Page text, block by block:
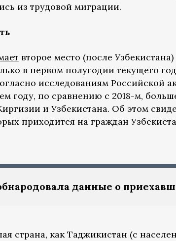
из трудовой миграции.
второе место (после
в первом полугодии текущего
исследованиям Российской
году, по сравнению с 2018-м,
и Узбекистана. Об этом
приходится на граждан
данные о
страна, как Таджикистан (с